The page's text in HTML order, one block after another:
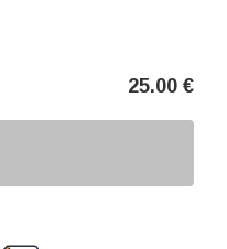
25.00 €